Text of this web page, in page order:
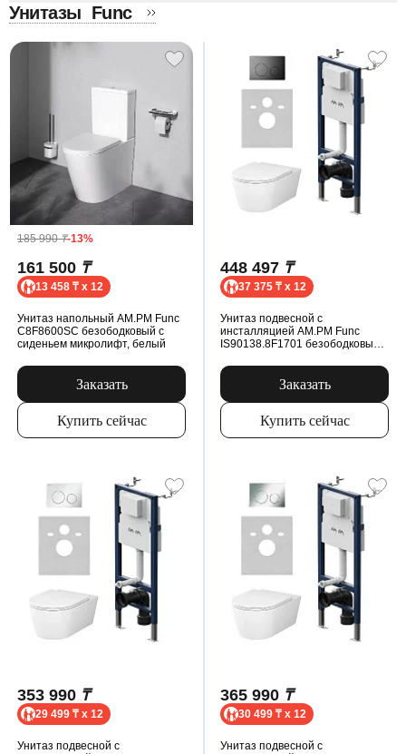
Унитазы Func
185 990₸-13%
161 500 ₸
13 458 ₸ x 12
Унитаз напольный AM.PM Func
C8F8600SC безободковый с
сиденьем микролифт, белый
Заказать
Купить сейчас
448 497 ₸
37 375 ₸ x 12
Унитаз подвесной с
инсталляцией AM.PM Func
IS90138.8F1701 безободковый,
клавишей, белый
Заказать
Купить сейчас
353 990 ₸
29 499 ₸ x 12
Унитаз подвесной с
365 990 ₸
30 499 ₸ x 12
Унитаз подвесной с